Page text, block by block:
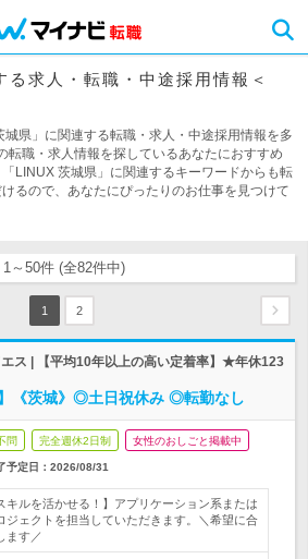
求人・転職・中途採用情報＜
県」に関連する転職・求人・中途採用情報を多
転職・求人情報を探しているあなたにおすすめ
LINUX 茨城県」に関連するキーワードからも転
るので、あなたにぴったりのお仕事を見つけて
1～50件 (全82件中)
1 2
ス | 【平均10年以上の高い定着率】★年休123
】《茨城》◎土日祝休み ◎転勤なし
問 完全週休2日制 女性のおしごと掲載中
予定日： 2026/08/31
キルを活かせる！】アプリケーション系または
ジェクトを担当していただきます。＼希望に合
ます／